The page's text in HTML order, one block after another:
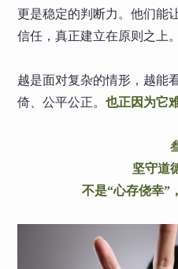
更是稳定的判断力。他们能
信任，真正建立在原则之上。
越是面对复杂的情形，越能
倚、公平公正。也正因为它
坚守道
不是“心存侥幸”